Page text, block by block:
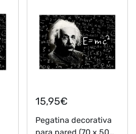
15,95€
Pegatina decorativa